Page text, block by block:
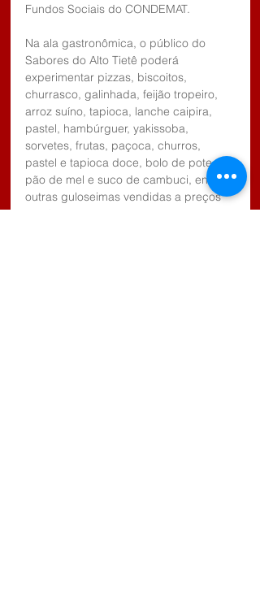
Fundos Sociais do CONDEMAT.
Na ala gastronômica, o público do
Sabores do Alto Tietê poderá
experimentar pizzas, biscoitos,
churrasco, galinhada, feijão tropeiro,
arroz suíno, tapioca, lanche caipira,
pastel, hambúrguer, yakissoba,
sorvetes, frutas, paçoca, churros,
pastel e tapioca doce, bolo de pote,
pão de mel e suco de cambuci, entre
outras guloseimas vendidas a preços